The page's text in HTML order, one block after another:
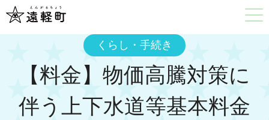
くらし・手続き
【料金】物価高騰対策に
伴う上下水道等基本料金